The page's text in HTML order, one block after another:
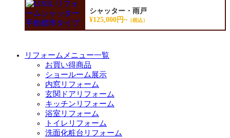
シャッター・雨戸
¥125,000円~（税込）
リフォームメニュー一覧
お買い得商品
ショールーム展示
内窓リフォーム
玄関ドアリフォーム
キッチンリフォーム
浴室リフォーム
トイレリフォーム
洗面化粧台リフォーム